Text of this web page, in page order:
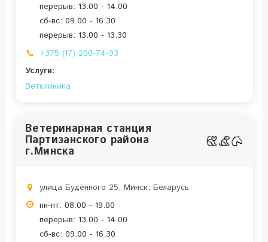
перерыв: 13.00 - 14.00
сб-вс: 09.00 - 16.30
перерыв: 13.00 - 13.30
+375 (17) 200-74-93
Услуги:
Ветклиника
Ветеринарная станция
Партизанского района
г.Минска
улица Будённого 25, Минск, Беларусь
пн-пт: 08.00 - 19.00
перерыв: 13.00 - 14.00
сб-вс: 09.00 - 16.30